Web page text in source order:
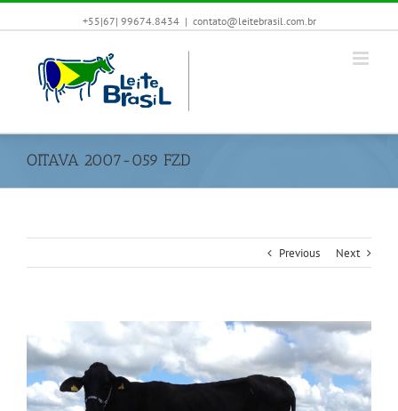
+55|67| 99674.8434 | contato@leitebrasil.com.br
OITAVA 2007-059 FZD
Previous Next
Larger
Image